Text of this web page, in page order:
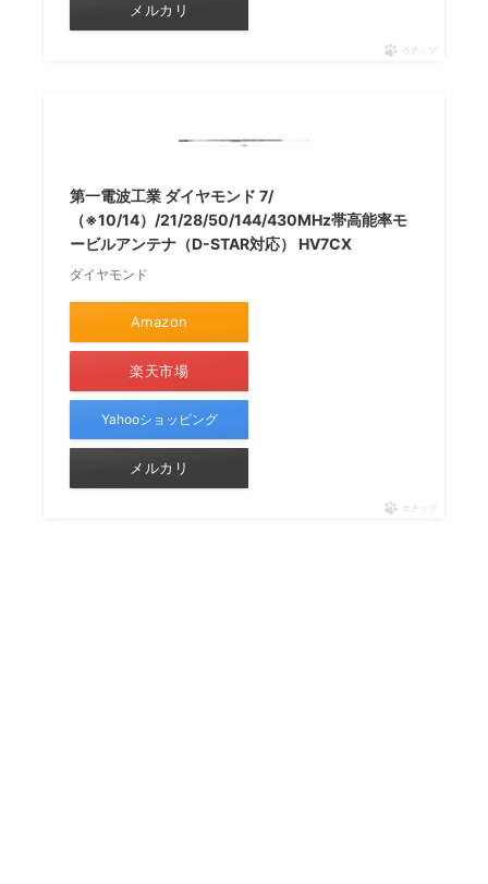
メルカリ
ポチップ
第一電波工業 ダイヤモンド 7/
（※10/14）/21/28/50/144/430MHz帯高能率モ
ービルアンテナ（D-STAR対応） HV7CX
ダイヤモンド
Amazon
楽天市場
Yahooショッピング
メルカリ
ポチップ